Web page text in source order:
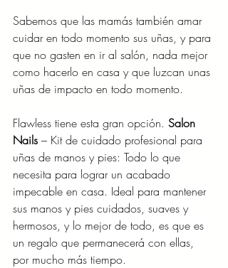
Sabemos que las mamás también amar
cuidar en todo momento sus uñas, y para
que no gasten en ir al salón, nada mejor
como hacerlo en casa y que luzcan unas
uñas de impacto en todo momento.
Flawless tiene esta gran opción. Salon
Nails – Kit de cuidado profesional para
uñas de manos y pies: Todo lo que
necesita para lograr un acabado
impecable en casa. Ideal para mantener
sus manos y pies cuidados, suaves y
hermosos, y lo mejor de todo, es que es
un regalo que permanecerá con ellas,
por mucho más tiempo.